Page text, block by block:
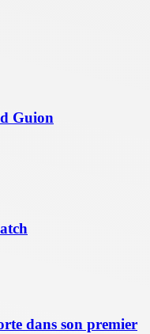
Guion
dans son premier